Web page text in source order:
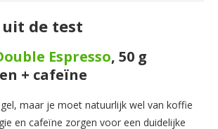
uit de test
Espresso, 50 g
+ cafeïne
maar je moet natuurlijk wel van koffie
en cafeïne zorgen voor een duidelijke